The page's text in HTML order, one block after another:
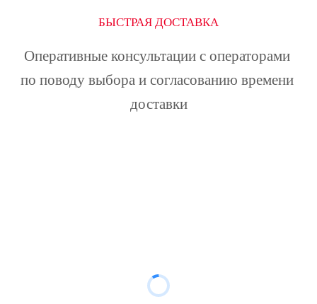
БЫСТРАЯ ДОСТАВКА
Оперативные консультации с операторами
по поводу выбора и согласованию времени
доставки